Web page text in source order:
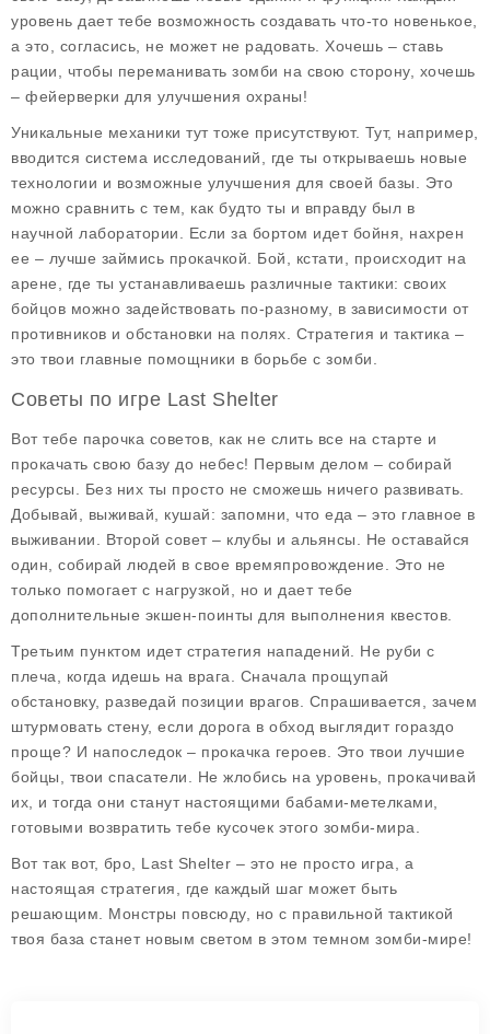
уровень дает тебе возможность создавать что-то новенькое,
а это, согласись, не может не радовать. Хочешь – ставь
рации, чтобы переманивать зомби на свою сторону, хочешь
– фейерверки для улучшения охраны!
Уникальные механики тут тоже присутствуют. Тут, например,
вводится система исследований , где ты открываешь новые
технологии и возможные улучшения для своей базы. Это
можно сравнить с тем, как будто ты и вправду был в
научной лаборатории. Если за бортом идет бойня, нахрен
ее – лучше займись прокачкой. Бой, кстати, происходит на
арене, где ты устанавливаешь различные тактики: своих
бойцов можно задействовать по-разному, в зависимости от
противников и обстановки на полях. Стратегия и тактика –
это твои главные помощники в борьбе с зомби.
Советы по игре Last Shelter
Вот тебе парочка советов, как не слить все на старте и
прокачать свою базу до небес! Первым делом – собирай
ресурсы . Без них ты просто не сможешь ничего развивать.
Добывай, выживай, кушай: запомни, что еда – это главное в
выживании. Второй совет – клубы и альянсы . Не оставайся
один, собирай людей в свое времяпровождение. Это не
только помогает с нагрузкой, но и дает тебе
дополнительные экшен-поинты для выполнения квестов.
Третьим пунктом идет стратегия нападений. Не руби с
плеча, когда идешь на врага. Сначала прощупай
обстановку, разведай позиции врагов. Спрашивается, зачем
штурмовать стену, если дорога в обход выглядит гораздо
проще? И напоследок – прокачка героев . Это твои лучшие
бойцы, твои спасатели. Не жлобись на уровень, прокачивай
их, и тогда они станут настоящими бабами-метелками,
готовыми возвратить тебе кусочек этого зомби-мира.
Вот так вот, бро, Last Shelter – это не просто игра, а
настоящая стратегия, где каждый шаг может быть
решающим. Монстры повсюду, но с правильной тактикой
твоя база станет новым светом в этом темном зомби-мире!